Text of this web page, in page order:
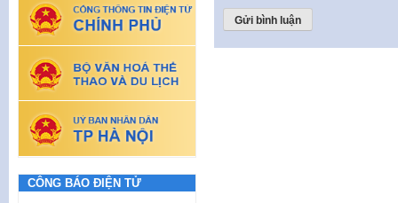
CÔNG BÁO ĐIỆN TỬ